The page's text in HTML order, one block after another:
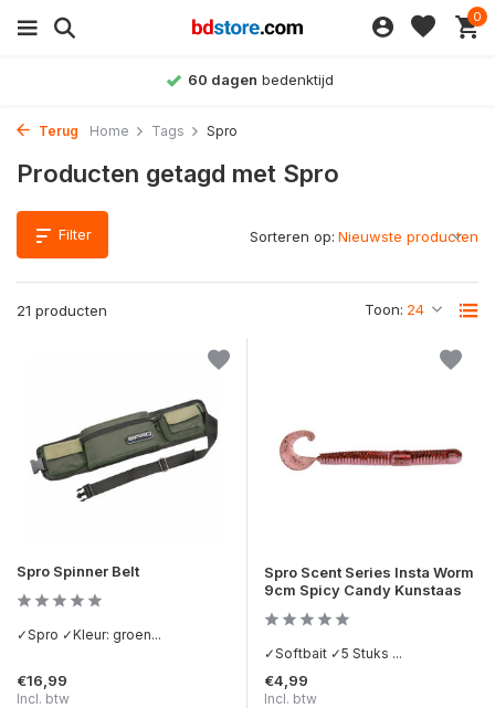
0
60 dagen bedenktijd
Terug Home Tags Spro
Producten getagd met Spro
Filter
21 producten Toon:
Sorteren op:
Spro Spinner Belt
✓Spro ✓Kleur: groen...
€16,99
Incl. btw
Spro Scent Series Insta Worm
9cm Spicy Candy Kunstaas
✓Softbait ✓5 Stuks ...
€4,99
Incl. btw